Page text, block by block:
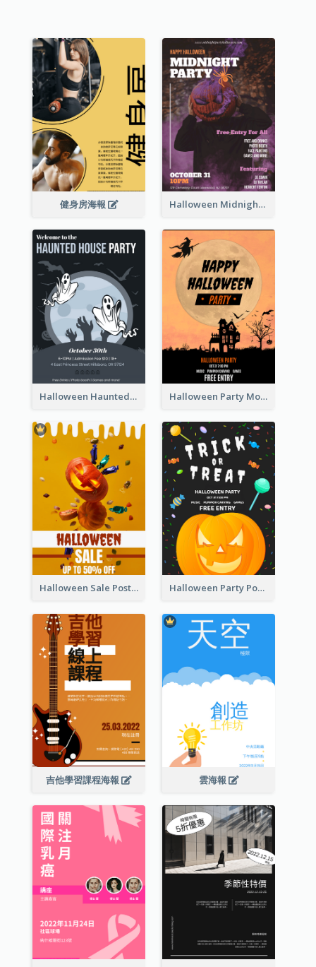
健身房海報 Halloween Midnight Party Poster
Halloween Haunted House Party Poster Halloween Party Moon Photo Poster
Halloween Sale Poster Halloween Party Poster
吉他學習課程海報 雲海報